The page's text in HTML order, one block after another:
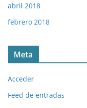
abril 2018
febrero 2018
Meta
Acceder
Feed de entradas